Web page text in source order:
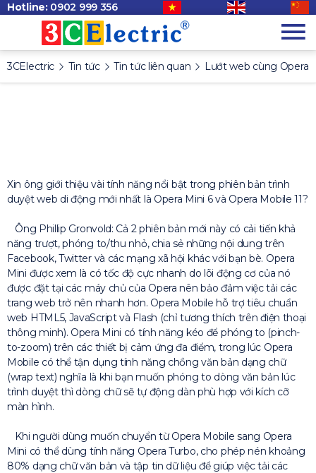
Hotline: 0902 999 356
3CElectric Tin tức Tin tức liên quan Lướt web cùng Opera
Xin ông giới thiệu vài tính năng nổi bật trong phiên bản trình
duyệt web di động mới nhất là Opera Mini 6 và Opera Mobile 11?
Ông Phillip Gronvold: Cả 2 phiên bản mới này có cải tiến khả
năng trượt, phóng to/thu nhỏ, chia sẻ những nội dung trên
Facebook, Twitter và các mạng xã hội khác với bạn bè. Opera
Mini được xem là có tốc độ cực nhanh do lõi động cơ của nó
được đặt tại các máy chủ của Opera nên bảo đảm việc tải các
trang web trở nên nhanh hơn. Opera Mobile hỗ trợ tiêu chuẩn
web HTML5, JavaScript và Flash (chỉ tương thích trên điện thoại
thông minh). Opera Mini có tính năng kéo để phóng to (pinch-
to-zoom) trên các thiết bị cảm ứng đa điểm, trong lúc Opera
Mobile có thể tận dụng tính năng chồng văn bản dạng chữ
(wrap text) nghĩa là khi bạn muốn phóng to dòng văn bản lúc
trình duyệt thì dòng chữ sẽ tự động dàn phù hợp với kích cỡ
màn hình.
Khi người dùng muốn chuyển từ Opera Mobile sang Opera
Mini có thể dùng tính năng Opera Turbo, cho phép nén khoảng
80% dạng chữ văn bản và tập tin dữ liệu để giúp việc tải các